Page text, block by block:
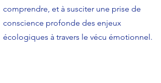
comprendre, et à susciter une prise de
conscience profonde des enjeux
écologiques à travers le vécu émotionnel.